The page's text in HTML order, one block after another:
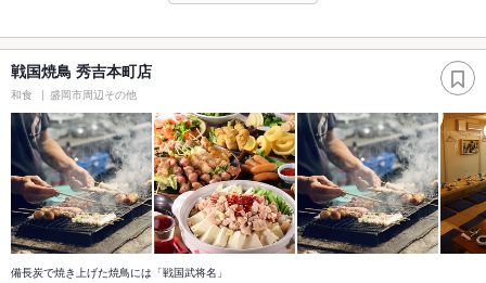
戦国焼鳥 秀吉本町店
和食 盛岡市周辺その他
備長炭で焼き上げた焼鳥には「戦国武将名」